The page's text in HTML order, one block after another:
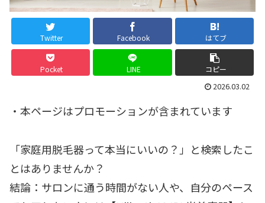
Twitter Facebook はてブ
Pocket LINE コピー
2026.03.02
・本ページはプロモーションが含まれています
「家庭用脱毛器って本当にいいの？」と検索したこ
とはありませんか？
結論：サロンに通う時間がない人や、自分のペース